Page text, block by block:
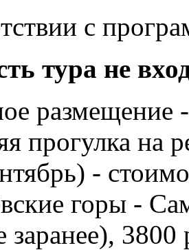
с
тура не
размещение
прогулка на
-
горы -
заранее),